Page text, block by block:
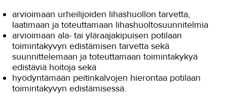
arvioimaan urheilijoiden lihashuollon tarvetta,
laatimaan ja toteuttamaan lihashuoltosuunnitelmia
arvioimaan ala- tai yläraajakipuisen potilaan
toimintakyvyn edistämisen tarvetta sekä
suunnittelemaan ja toteuttamaan toimintakykyä
edistäviä hoitoja sekä
hyödyntämään peitinkalvojen hierontaa potilaan
toimintakyvyn edistämisessä.